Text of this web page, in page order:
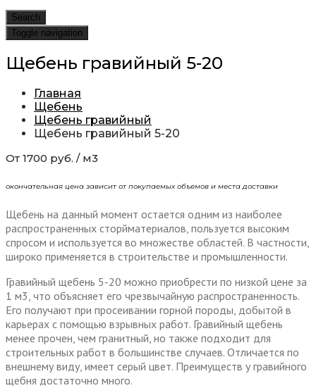
Search
Toggle navigation
Щебень гравийный 5-20
Главная
Щебень
Щебень гравийный
Щебень гравийный 5-20
От 1700 руб. / м3
окончательная цена зависит от покупаемых объемов и места доставки
Щебень на данный момент остается одним из наиболее
распространенных сторйматериалов, пользуется высоким
спросом и используется во множестве областей. В частности,
широко применяется в строительстве и промышленности.
Гравийный щебень 5-20 можно приобрести по низкой цене за
1 м3, что объясняет его чрезвычайную распространенность.
Его получают при просеивании горной породы, добытой в
карьерах с помощью взрывных работ. Гравийный щебень
менее прочен, чем гранитный, но также подходит для
строительных работ в большинстве случаев. Отличается по
внешнему виду, имеет серый цвет. Преимуществ у гравийного
щебня достаточно много.